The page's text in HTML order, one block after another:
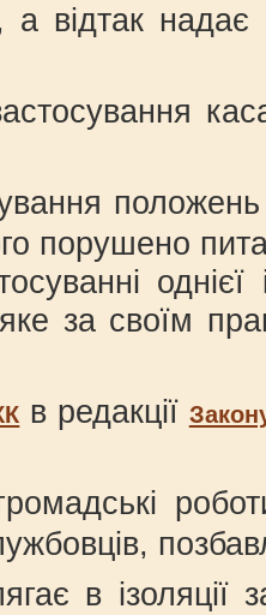
відтак
порушено
за своїм
в редакції
в ізоляції